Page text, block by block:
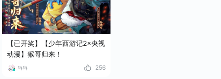
【已开奖】【少年西游记2×央视
动漫】猴哥归来！
容容 256